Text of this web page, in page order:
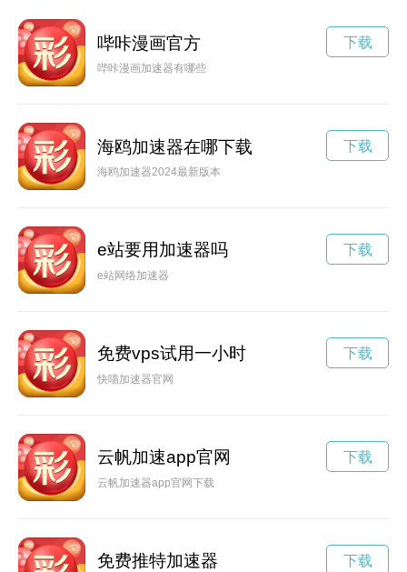
哔咔漫画官方
哔咔漫画加速器有哪些
下载
海鸥加速器在哪下载
海鸥加速器2024最新版本
下载
e站要用加速器吗
e站网络加速器
下载
免费vps试用一小时
快喵加速器官网
下载
云帆加速app官网
云帆加速器app官网下载
下载
免费推特加速器 下载